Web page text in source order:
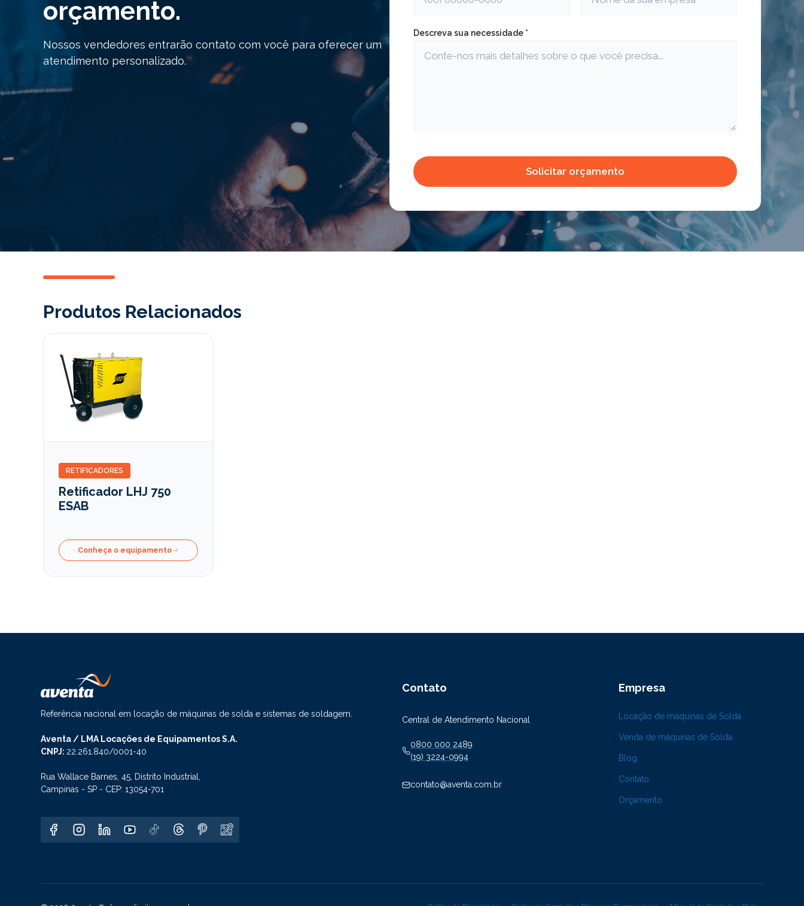
orçamento.
Nossos vendedores entrarão contato com você para oferecer um
atendimento personalizado.
Descreva sua necessidade *
Produtos Relacionados
RETIFICADORES
Retificador LHJ 750
ESAB
Conheça o equipamento
Referência nacional em locação de máquinas de solda e sistemas de soldagem.
Aventa / LMA Locações de Equipamentos S.A.
CNPJ: 22.261.840/0001-40
Rua Wallace Barnes, 45, Distrito Industrial,
Campinas - SP - CEP: 13054-701
Contato
Central de Atendimento Nacional
0800 000 2489
(19) 3224-0994
contato@aventa.com.br
Empresa
Locação de máquinas de Solda
Venda de máquinas de Solda
Blog
Contato
Orçamento